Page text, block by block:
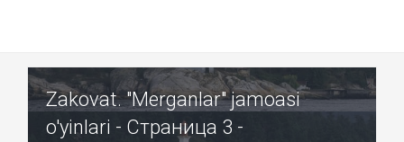
Zakovat. "Merganlar" jamoasi
o'yinlari - Страница 3 -